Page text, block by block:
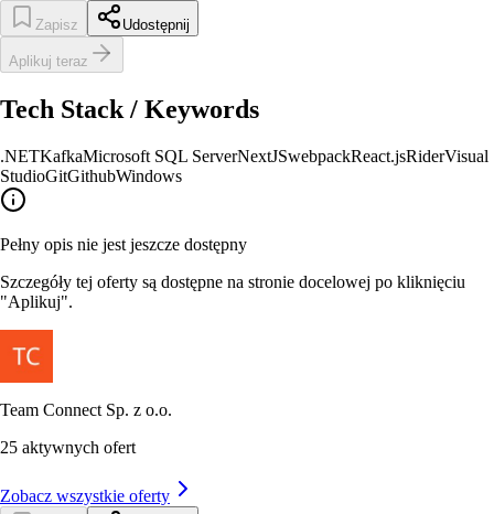
Zapisz Udostępnij
Aplikuj teraz
Tech Stack / Keywords
.NETKafkaMicrosoft SQL ServerNextJSwebpackReact.jsRiderVisual
StudioGitGithubWindows
Pełny opis nie jest jeszcze dostępny
Szczegóły tej oferty są dostępne na stronie docelowej po kliknięciu
"Aplikuj".
Team Connect Sp. z o.o.
25 aktywnych ofert
Zobacz wszystkie oferty